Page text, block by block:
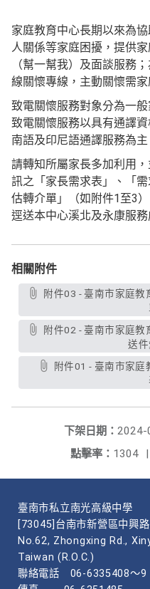
家庭教育中心長期以來為
人關係等家庭困擾，提供
（幫一幫我）及面談服務
線關懷專線，主動關懷需
致電關懷服務對象分為一
致電關懷服務以具有通譯
南語及印尼語通譯服務為主
請轉知所屬家長多加利用
訊之「家長需求表」、「
估轉介單」（如附件1至3
逕送本中心溪北及永康服
相關附件
送
下架日期： 2024-
點擊率： 1304 |
臺南市私立南光高級中學
[73045]台南市新營區中興
No.62, Zhongxing Rd.,
Taiwan (R.O.C.)
聯絡電話
06-6335408～9